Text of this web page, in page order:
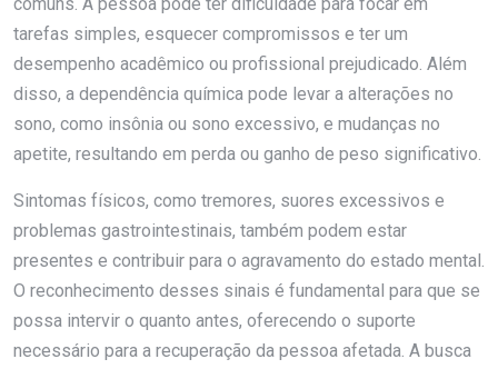
tarefas simples, esquecer compromissos e ter um
desempenho acadêmico ou profissional prejudicado. Além
disso, a dependência química pode levar a alterações no
sono, como insônia ou sono excessivo, e mudanças no
apetite, resultando em perda ou ganho de peso significativo.
Sintomas físicos, como tremores, suores excessivos e
problemas gastrointestinais, também podem estar
presentes e contribuir para o agravamento do estado mental.
O reconhecimento desses sinais é fundamental para que se
possa intervir o quanto antes, oferecendo o suporte
necessário para a recuperação da pessoa afetada. A busca